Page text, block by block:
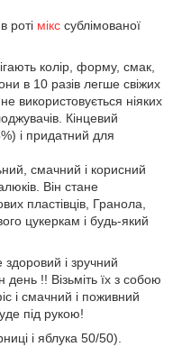
роті мікс сублімованої
колір, форму, смак,
в 10 разів легше свіжих
не використовується ніяких
Кінцевий
і придатний для
смачний і корисний
Він стане
пластівців, Гранола,
цукеркам і будь-який
здоровий і зручний
!! Візьміть їх з собою
і смачний і поживний
під рукою!
і яблука 50/50).